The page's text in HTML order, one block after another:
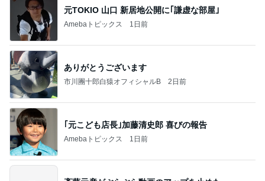
元TOKIO 山口 新居地公開に｢謙虚な部屋｣
Amebaトピックス 1日前
ありがとうございます
市川團十郎白猿オフィシャルB 2日前
｢元こども店長｣加藤清史郎 喜びの報告
Amebaトピックス 1日前